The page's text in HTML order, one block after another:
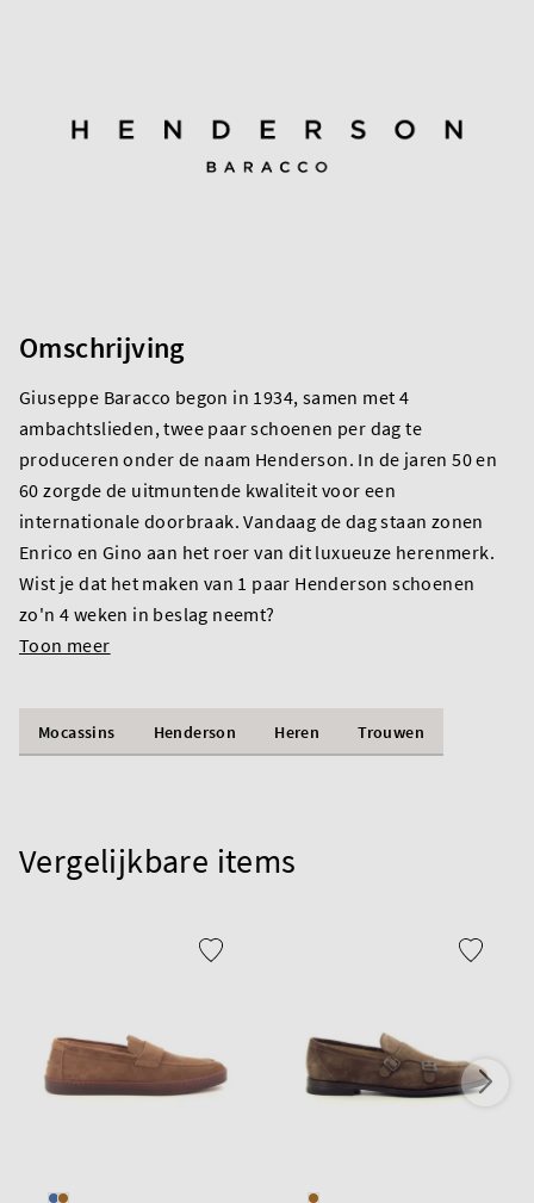
Omschrijving
Giuseppe Baracco begon in 1934, samen met 4
ambachtslieden, twee paar schoenen per dag te
produceren onder de naam Henderson. In de jaren 50 en
60 zorgde de uitmuntende kwaliteit voor een
internationale doorbraak. Vandaag de dag staan zonen
Enrico en Gino aan het roer van dit luxueuze herenmerk.
Wist je dat het maken van 1 paar Henderson schoenen
zo'n 4 weken in beslag neemt?
Toon meer
Mocassins Henderson Heren Trouwen
Vergelijkbare items